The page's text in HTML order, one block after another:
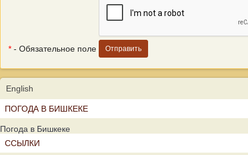
* - Обязательное поле
English
ПОГОДА В БИШКЕКЕ
Погода в Бишкеке
ССЫЛКИ